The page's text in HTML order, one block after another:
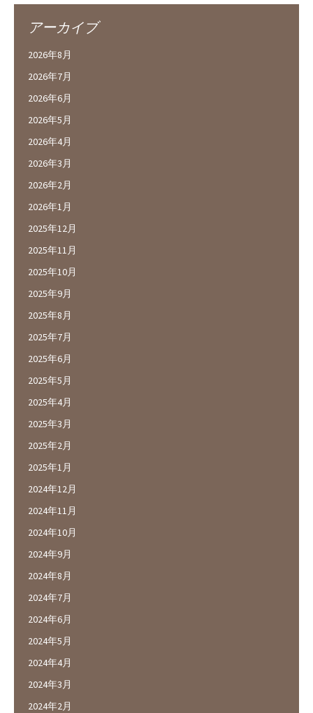
アーカイブ
2026年8月
2026年7月
2026年6月
2026年5月
2026年4月
2026年3月
2026年2月
2026年1月
2025年12月
2025年11月
2025年10月
2025年9月
2025年8月
2025年7月
2025年6月
2025年5月
2025年4月
2025年3月
2025年2月
2025年1月
2024年12月
2024年11月
2024年10月
2024年9月
2024年8月
2024年7月
2024年6月
2024年5月
2024年4月
2024年3月
2024年2月